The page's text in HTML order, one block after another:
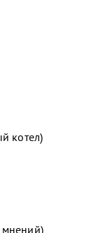
котел)
мнений)